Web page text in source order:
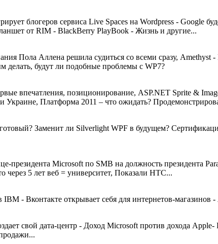
блогеров сервиса Live Spaces на Wordpress - Google
от RIM - BlackBerry PlayBook - Жизнь и другие...
Пола Аллена решила судиться со всеми сразу, Amethyst
делать, будут ли подобные проблемы с WP7?
впечатления, позиционирование, ASP.NET Sprite &
Украине, Платформа 2011 – что ожидать?
Заменит ли Silverlight WPF в будущем?
президента Microsoft по SMB на должность президента
через 5 лет веб = университет, Показали HTC...
- Вконтакте открывает себя для интернетов-магазинов
свой дата-центр - Доход Microsoft против дохода